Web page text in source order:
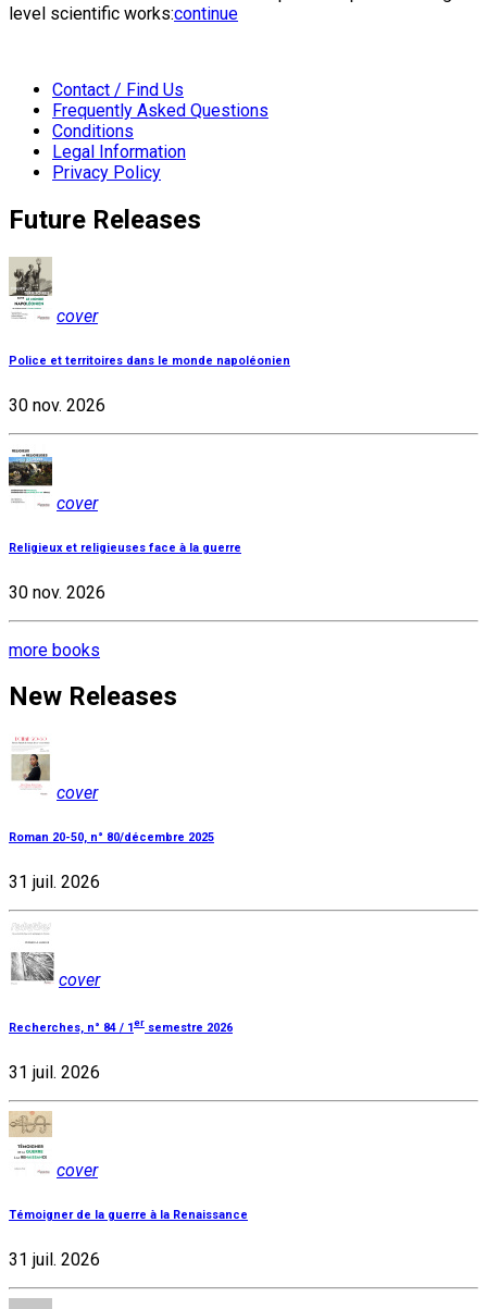
level scientific works:continue
Contact / Find Us
Frequently Asked Questions
Conditions
Legal Information
Privacy Policy
Future Releases
cover
Police et territoires dans le monde napoléonien
30 nov. 2026
cover
Religieux et religieuses face à la guerre
30 nov. 2026
more books
New Releases
cover
Roman 20-50, n° 80/décembre 2025
31 juil. 2026
cover
Recherches, n° 84 / 1er semestre 2026
31 juil. 2026
cover
Témoigner de la guerre à la Renaissance
31 juil. 2026